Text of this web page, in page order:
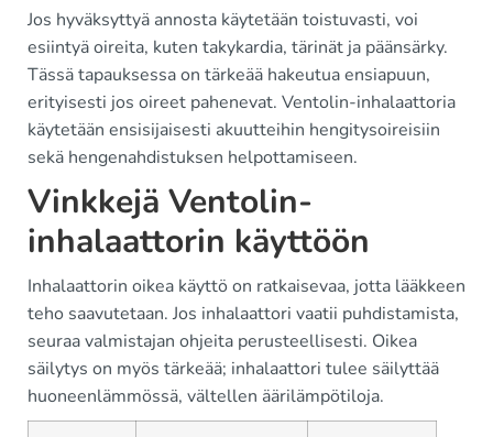
Jos hyväksyttyä annosta käytetään toistuvasti, voi
esiintyä oireita, kuten takykardia, tärinät ja päänsärky.
Tässä tapauksessa on tärkeää hakeutua ensiapuun,
erityisesti jos oireet pahenevat. Ventolin-inhalaattoria
käytetään ensisijaisesti akuutteihin hengitysoireisiin
sekä hengenahdistuksen helpottamiseen.
Vinkkejä Ventolin-
inhalaattorin käyttöön
Inhalaattorin oikea käyttö on ratkaisevaa, jotta lääkkeen
teho saavutetaan. Jos inhalaattori vaatii puhdistamista,
seuraa valmistajan ohjeita perusteellisesti. Oikea
säilytys on myös tärkeää; inhalaattori tulee säilyttää
huoneenlämmössä, vältellen äärilämpötiloja.